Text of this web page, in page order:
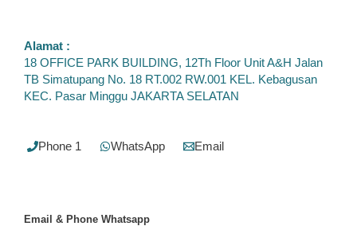
Alamat :
18 OFFICE PARK BUILDING, 12Th Floor Unit A&H Jalan
TB Simatupang No. 18 RT.002 RW.001 KEL. Kebagusan
KEC. Pasar Minggu JAKARTA SELATAN
Phone 1 WhatsApp Email
Email & Phone Whatsapp